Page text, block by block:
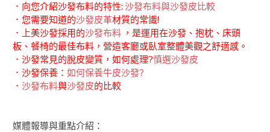
．向您介紹沙發布料的特性: 沙發布料與沙發皮比較
．您需要知道的沙發皮革材質的常識!
．上美沙發採用的沙發布料 ，是運用在沙發、抱枕、床頭
板、餐椅的最佳布料，營造客廳或臥室整體美觀之舒適感。
．沙發常見的脫皮變質，如何處理?慎選沙發皮
．沙發保養： 如何保養牛皮沙發?
． 沙發布料與沙發皮的比較
媒體報導與重點介紹：